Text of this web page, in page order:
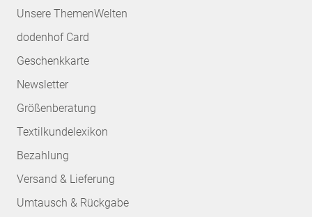
Unsere ThemenWelten
dodenhof Card
Geschenkkarte
Newsletter
Größenberatung
Textilkundelexikon
Bezahlung
Versand & Lieferung
Umtausch & Rückgabe